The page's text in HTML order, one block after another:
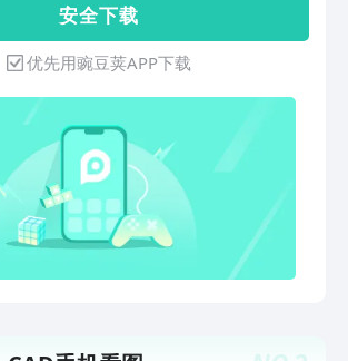
asm.*/.stp/.step等40多种格式3d图纸，
三维模型3d装配零件查看、旋转、剖
切、爆炸、三维测量批注、PMI显隐、查
看结构树与多视图；支持AutoCAD、浩
辰CAD、天正、BIM、SolidWorks、
NX、CATIA、Inventor、SolidEdge、
Pro/E、Revit、酷家乐、知户型、齐家、
装修等各版本CAD图纸，全面兼容天正
T30V1；DWG图纸原生显示不失真，专
业字体解析、文字无乱码，完整显示外部
参照、OLE对象，实现测距离测周长测面
安 全 下 载
优先用豌豆荚APP下载